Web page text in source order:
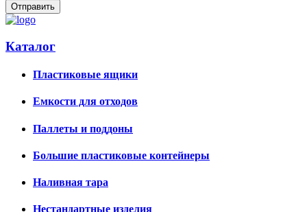
Каталог
Пластиковые ящики
Емкости для отходов
Паллеты и поддоны
Большие пластиковые контейнеры
Наливная тара
Нестандартные изделия